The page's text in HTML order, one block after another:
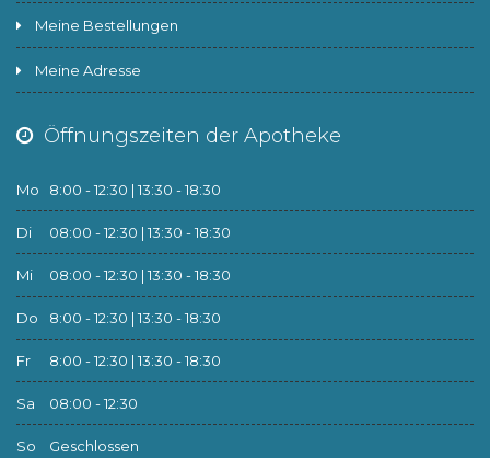
Meine Bestellungen
Meine Adresse
Öffnungszeiten der Apotheke
Mo 8:00 - 12:30 | 13:30 - 18:30
Di 08:00 - 12:30 | 13:30 - 18:30
Mi 08:00 - 12:30 | 13:30 - 18:30
Do 8:00 - 12:30 | 13:30 - 18:30
Fr 8:00 - 12:30 | 13:30 - 18:30
Sa 08:00 - 12:30
So Geschlossen